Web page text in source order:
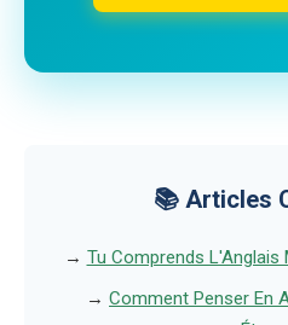
📚 Articles
→ Tu Comprends L'Anglais
→ Comment Penser En